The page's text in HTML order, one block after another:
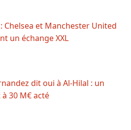
Chelsea et Manchester United
un échange XXL
dit oui à Al-Hilal : un
30 M€ acté